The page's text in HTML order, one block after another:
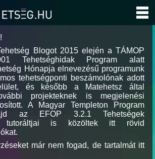
Blogot 2015 elején a TÁMOP
Tehetséghidak Program alatt
Hónapja elnevezésű programunk
tehetségponti beszámolónak adott
és később a Matehetsz által
projekteknek is megjelenési
A Magyar Templeton Program
az EFOP 3.2.1 Tehetségek
tutoráltjai is közöltek itt rövid
már nem fogad, de tartalmát itt